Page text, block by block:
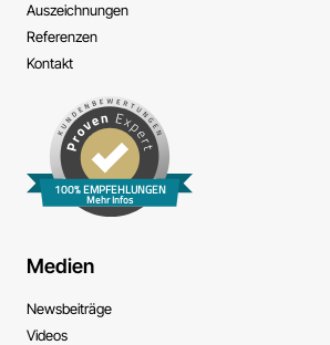
Auszeichnungen
Referenzen
Kontakt
100% EMPFEHLUNGEN
Mehr Infos
Medien
News­beiträge
Videos